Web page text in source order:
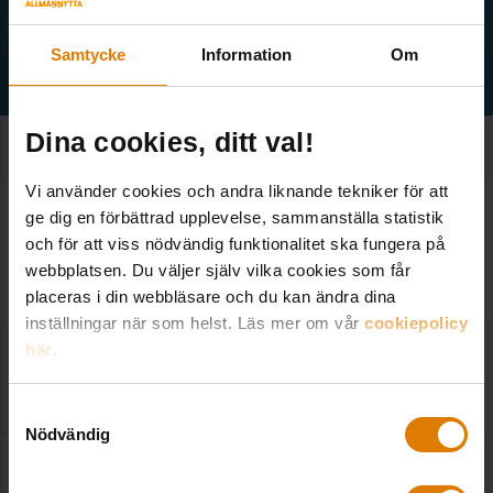
Samtycke Information Om
Dina cookies, ditt val!
Vi använder cookies och andra liknande tekniker för att
ge dig en förbättrad upplevelse, sammanställa statistik
och för att viss nödvändig funktionalitet ska fungera på
webbplatsen. Du väljer själv vilka cookies som får
placeras i din webbläsare och du kan ändra dina
inställningar när som helst. Läs mer om vår cookiepolicy
här.
Nödvändig
Fler notiser SE ALLA NOTISER
Utökad befrielse från energiskatt för egen el